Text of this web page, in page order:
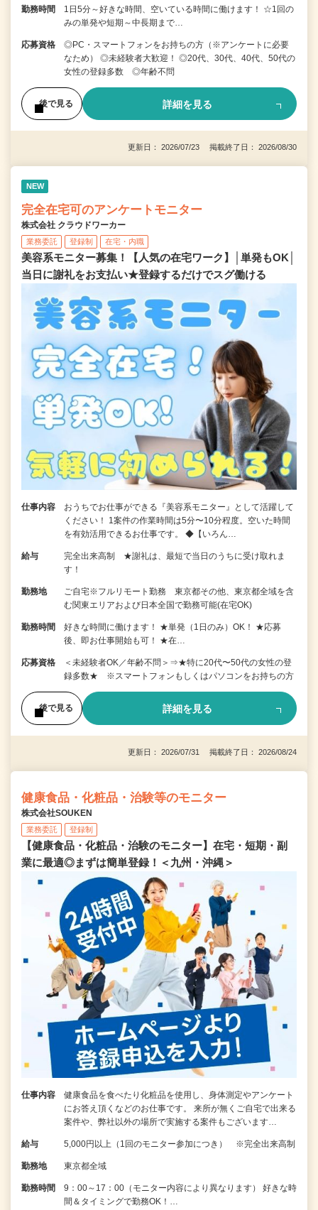
勤務時間
1日5分～好きな時間、空いている時間に働けます！ ☆1回の
みの単発や短期～中長期まで…
応募資格
◎PC・スマートフォンをお持ちの方（※アンケートに必要
なため） ◎未経験者大歓迎！ ◎20代、30代、40代、50代の
女性の登録多数 ◎年齢不問
後で見る 詳細を見る
更新日： 2026/07/23 掲載終了日： 2026/08/30
NEW
完全在宅可のアンケートモニター
株式会社 クラウドワーカー
業務委託 登録制 在宅・内職
美容系モニター募集！【人気の在宅ワーク】│単発もOK│
当日に謝礼をお支払い★登録するだけでスグ働ける
仕事内容
おうちでお仕事ができる『美容系モニター』として活躍して
ください！ 1案件の作業時間は5分〜10分程度。空いた時間
を有効活用できるお仕事です。 ◆【いろん…
給与
完全出来高制 ★謝礼は、最短で当日のうちに受け取れま
す！
勤務地
ご自宅※フルリモート勤務 東京都その他、東京都全域を含
む関東エリアおよび日本全国で勤務可能(在宅OK)
勤務時間
好きな時間に働けます！ ★単発（1日のみ）OK！ ★応募
後、即お仕事開始も可！ ★在…
応募資格
＜未経験者OK／年齢不問＞⇒★特に20代〜50代の女性の登
録多数★ ※スマートフォンもしくはパソコンをお持ちの方
後で見る 詳細を見る
更新日： 2026/07/31 掲載終了日： 2026/08/24
健康食品・化粧品・治験等のモニター
株式会社SOUKEN
業務委託 登録制
【健康食品・化粧品・治験のモニター】在宅・短期・副
業に最適◎まずは簡単登録！＜九州・沖縄＞
仕事内容
健康食品を食べたり化粧品を使用し、身体測定やアンケート
にお答え頂くなどのお仕事です。 来所が無くご自宅で出来る
案件や、弊社以外の場所で実施する案件もございます…
給与 5,000円以上（1回のモニター参加につき） ※完全出来高制
勤務地 東京都全域
勤務時間
9：00～17：00（モニター内容により異なります） 好きな時
間＆タイミングで勤務OK！…